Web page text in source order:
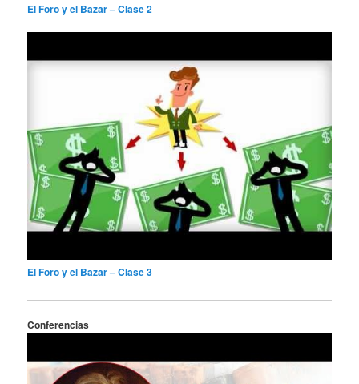
El Foro y el Bazar – Clase 2
El Foro y el Bazar – Clase 3
Conferencias